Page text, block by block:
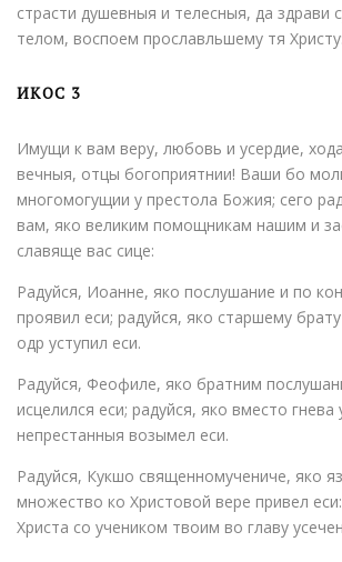
страсти душевныя и телесныя, да здрави
телом, воспоем прославльшему тя
ИКОС 3
Имущи к вам веру, любовь и усердие,
вечныя, отцы богоприятнии! Ваши бо
многомогущии у престола Божия; сего
вам, яко великим помощникам нашим и
славяще вас сице:
Радуйся, Иоанне, яко послушание и по
проявил еси; радуйся, яко старшему
одр уступил еси.
Радуйся, Феофиле, яко братним
исцелился еси; радуйся, яко вместо
непрестанныя возымел еси.
Радуйся, Кукшо священномучениче, яко
множество ко Христовой вере привел
Христа со учеником твоим во главу